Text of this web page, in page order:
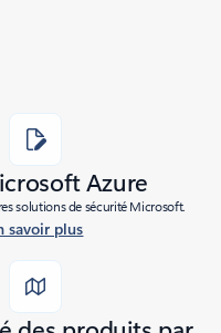
Azure
solutions de sécurité Microsoft.
savoir plus